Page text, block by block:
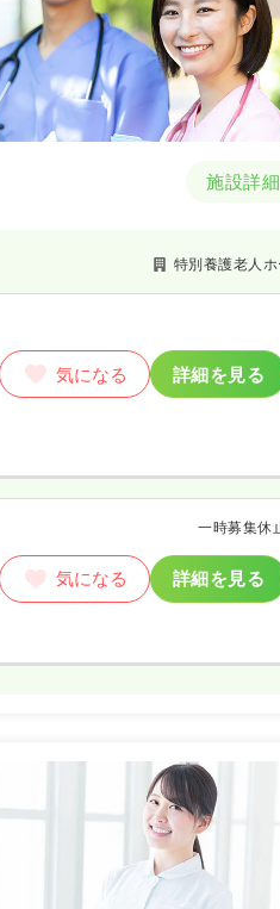
施設詳細
特別養護老人ホ
気になる 詳細を見る
一時募集休
気になる 詳細を見る